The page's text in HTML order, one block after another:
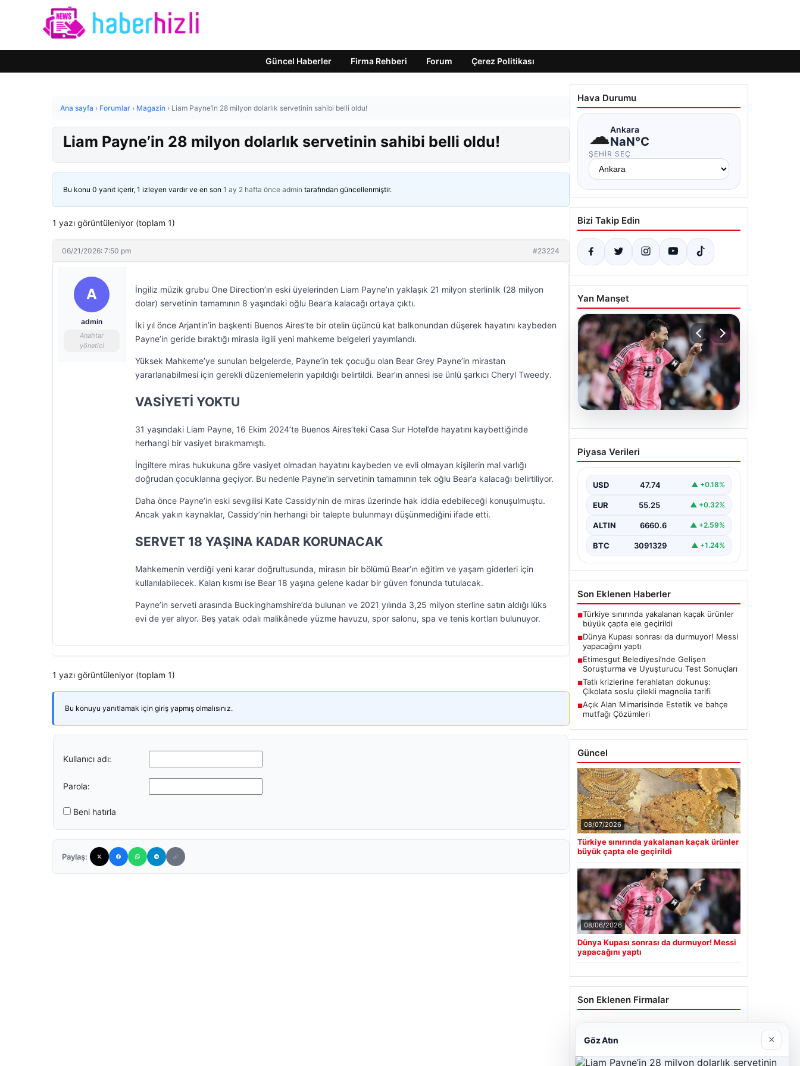
Güncel Haberler Firma Rehberi Forum Çerez Politikası
Ana sayfa › Forumlar › Magazin › Liam Payne’in 28 milyon dolarlık servetinin sahibi belli oldu!
Liam Payne’in 28 milyon dolarlık servetinin sahibi belli oldu!
Bu konu 0 yanıt içerir, 1 izleyen vardır ve en son 1 ay 2 hafta önce admin tarafından güncellenmiştir.
1 yazı görüntüleniyor (toplam 1)
06/21/2026: 7:50 pm #23224
A
admin
Anahtar
yönetici
İngiliz müzik grubu One Direction’ın eski üyelerinden Liam Payne’ın yaklaşık 21 milyon sterlinlik (28 milyon
dolar) servetinin tamamının 8 yaşındaki oğlu Bear’a kalacağı ortaya çıktı.
İki yıl önce Arjantin’in başkenti Buenos Aires’te bir otelin üçüncü kat balkonundan düşerek hayatını kaybeden
Payne’in geride bıraktığı mirasla ilgili yeni mahkeme belgeleri yayımlandı.
Yüksek Mahkeme’ye sunulan belgelerde, Payne’in tek çocuğu olan Bear Grey Payne’in mirastan
yararlanabilmesi için gerekli düzenlemelerin yapıldığı belirtildi. Bear’ın annesi ise ünlü şarkıcı Cheryl Tweedy.
VASİYETİ YOKTU
31 yaşındaki Liam Payne, 16 Ekim 2024’te Buenos Aires’teki Casa Sur Hotel’de hayatını kaybettiğinde
herhangi bir vasiyet bırakmamıştı.
İngiltere miras hukukuna göre vasiyet olmadan hayatını kaybeden ve evli olmayan kişilerin mal varlığı
doğrudan çocuklarına geçiyor. Bu nedenle Payne’in servetinin tamamının tek oğlu Bear’a kalacağı belirtiliyor.
Daha önce Payne’in eski sevgilisi Kate Cassidy’nin de miras üzerinde hak iddia edebileceği konuşulmuştu.
Ancak yakın kaynaklar, Cassidy’nin herhangi bir talepte bulunmayı düşünmediğini ifade etti.
SERVET 18 YAŞINA KADAR KORUNACAK
Mahkemenin verdiği yeni karar doğrultusunda, mirasın bir bölümü Bear’ın eğitim ve yaşam giderleri için
kullanılabilecek. Kalan kısmı ise Bear 18 yaşına gelene kadar bir güven fonunda tutulacak.
Payne’in serveti arasında Buckinghamshire’da bulunan ve 2021 yılında 3,25 milyon sterline satın aldığı lüks
evi de yer alıyor. Beş yatak odalı malikânede yüzme havuzu, spor salonu, spa ve tenis kortları bulunuyor.
1 yazı görüntüleniyor (toplam 1)
Bu konuyu yanıtlamak için giriş yapmış olmalısınız.
Kullanıcı adı:
Parola:
Beni hatırla
Paylaş:
Hava Durumu
☁Ankara
NaN°C
ŞEHIR SEÇ
Bizi Takip Edin
Yan Manşet
Dünya Kupası sonrası da
durmuyor! Messi
Piyasa Verileri
USD 47.74 ▲ +0.18%
EUR 55.25 ▲ +0.32%
ALTIN 6660.6 ▲ +2.59%
BTC 3091329 ▲ +1.24%
Son Eklenen Haberler
■Türkiye sınırında yakalanan kaçak ürünler
büyük çapta ele geçirildi
■Dünya Kupası sonrası da durmuyor! Messi
yapacağını yaptı
■Etimesgut Belediyesi’nde Gelişen
Soruşturma ve Uyuşturucu Test Sonuçları
■Tatlı krizlerine ferahlatan dokunuş:
Çikolata soslu çilekli magnolia tarifi
■Açık Alan Mimarisinde Estetik ve bahçe
mutfağı Çözümleri
Güncel
08/07/2026
Türkiye sınırında yakalanan kaçak ürünler
büyük çapta ele geçirildi
08/06/2026
Dünya Kupası sonrası da durmuyor! Messi
yapacağını yaptı
Son Eklenen Firmalar
06/23/2026
Göz Atın ×